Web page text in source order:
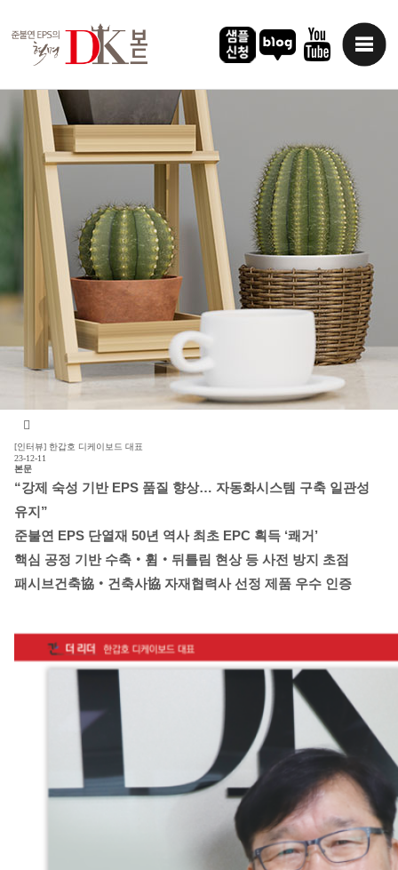
DK 소식 > [인터뷰] 한갑호 …
[인터뷰] 한갑호 디케이보드 대표
23-12-11
본문
“강제 숙성 기반 EPS 품질 향상… 자동화시스템 구축 일관성
유지”
준불연 EPS 단열재 50년 역사 최초 EPC 획득 ‘쾌거’
핵심 공정 기반 수축‧휨‧뒤틀림 현상 등 사전 방지 초점
패시브건축協‧건축사協 자재협력사 선정 제품 우수 인증